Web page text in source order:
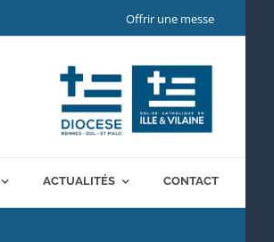
Offrir une messe
ACTUALITÉS CONTACT